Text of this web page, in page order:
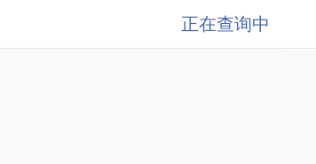
正在查询中